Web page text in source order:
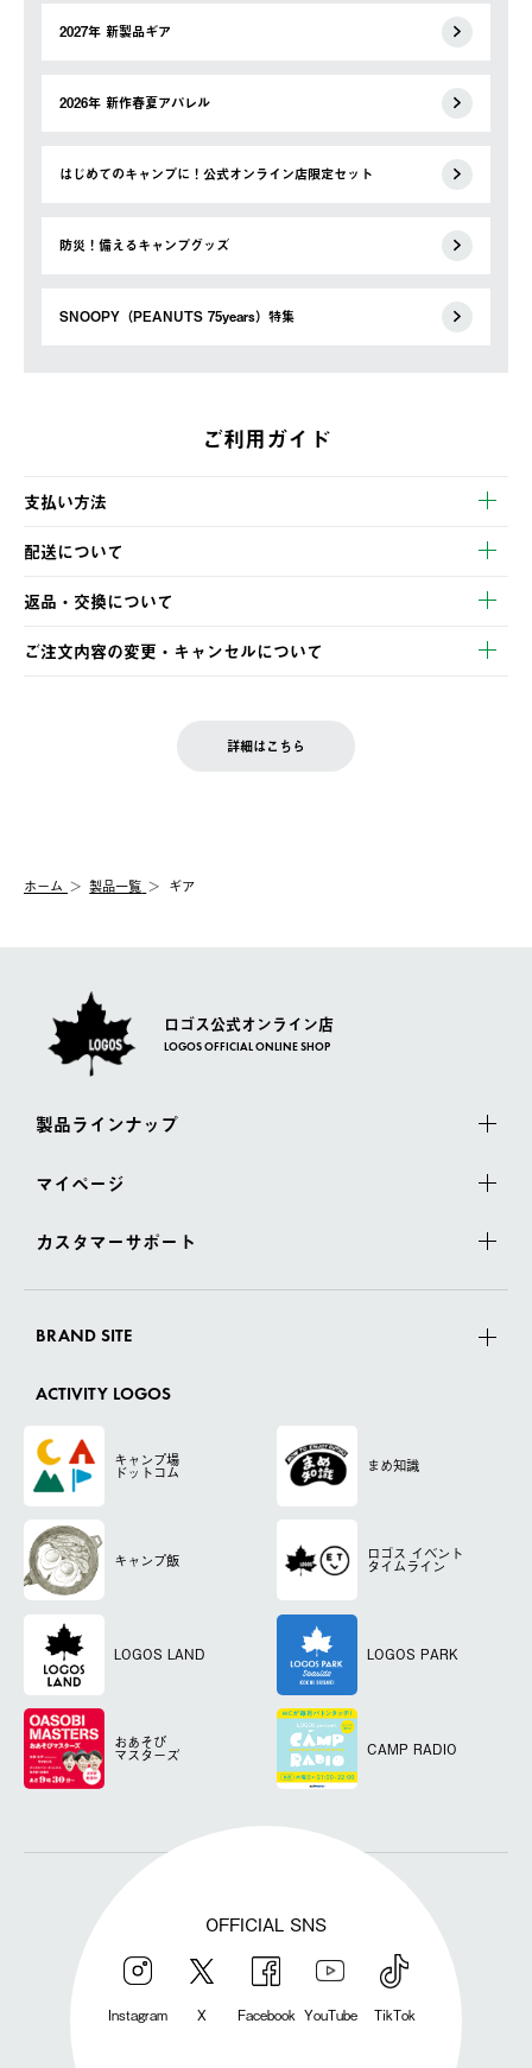
2027年 新製品ギア
2026年 新作春夏アパレル
はじめてのキャンプに！公式オンライン店限定セット
防災！備えるキャンプグッズ
SNOOPY（PEANUTS 75years）特集
ご利用ガイド
支払い方法
以下のいずれかの方法でお支払いいただけます。
・クレジットカード決済
・コンビニ決済
・Pay-easy決済
配送について
【発送スケジュール】
ご注文・ご入金完了より2営業日以内に商品を発送いたします。
土日祝の発送はございませんので、木曜日以降のご注文は週明け
の発送となる場合がございます。
【配送業者】
佐川急便にて配送されます。
返品・交換について
※お客様都合の場合
お客様都合の返品にかかる送料は、お客様ご負担とさせていただ
一度お手元の商品を返品いただき、ご希望商品を再注文してくだ
ご注文内容の変更・キャンセルについて
LOGOS FAMILY会員の方は、会員マイページ内 購入履歴画面に
詳細はこちら
ホーム 製品一覧 ギア
ロゴス公式オンライン店
LOGOS OFFICIAL ONLINE SHOP
製品ラインナップ
マイページ
カスタマーサポート
BRAND SITE
ACTIVITY LOGOS
キャンプ場
ドットコム まめ知識
キャンプ飯 ロゴス イベント
タイムライン
LOGOS LAND LOGOS PARK
おあそび
マスターズ CAMP RADIO
OFFICIAL SNS
Instagram X Facebook YouTube TikTok